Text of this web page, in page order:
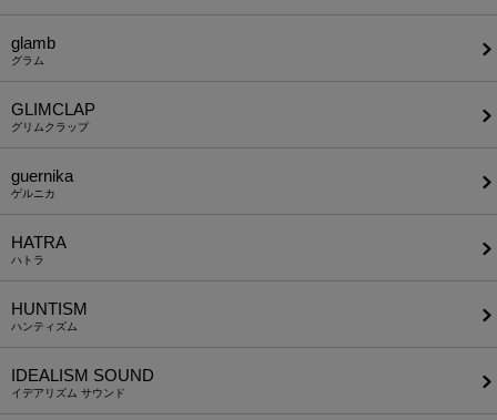
glamb
グラム
GLIMCLAP
グリムクラップ
guernika
ゲルニカ
HATRA
ハトラ
HUNTISM
ハンティズム
IDEALISM SOUND
イデアリズム サウンド